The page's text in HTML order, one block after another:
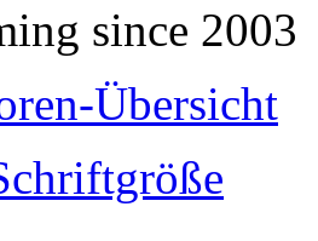
since 2003
Übersicht